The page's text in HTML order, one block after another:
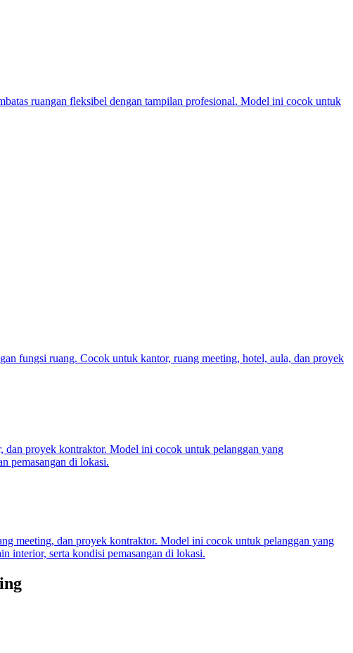
ruangan fleksibel dengan tampilan profesional. Model ini cocok untuk
fungsi ruang. Cocok untuk kantor, ruang meeting, hotel, aula, dan proyek
dan proyek kontraktor. Model ini cocok untuk pelanggan yang
pemasangan di lokasi.
meeting, dan proyek kontraktor. Model ini cocok untuk pelanggan yang
interior, serta kondisi pemasangan di lokasi.